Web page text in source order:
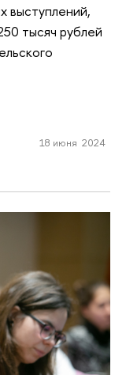
выступлений,
тысяч рублей
18 июня 2024